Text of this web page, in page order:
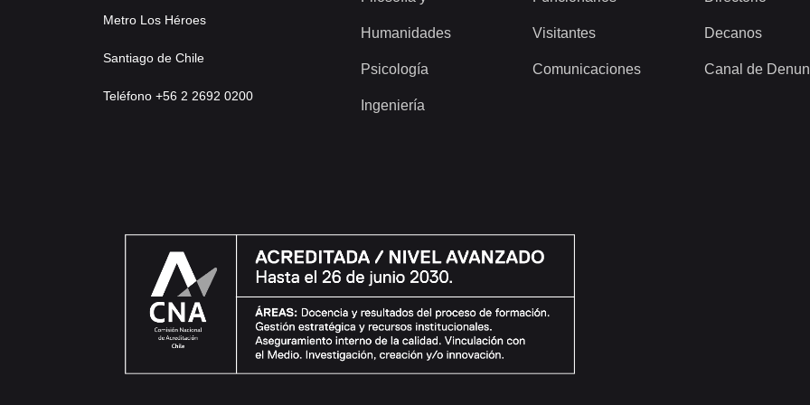
Metro Los Héroes
Santiago de Chile
Teléfono +56 2 2692 0200
Humanidades
Psicología
Ingeniería
Visitantes
Comunicaciones
Decanos
Canal de